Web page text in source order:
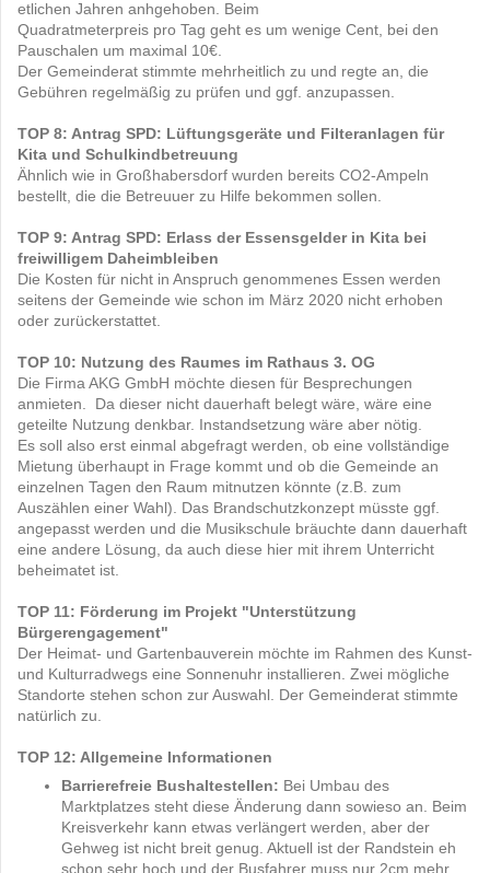
etlichen Jahren anhgehoben. Beim
Quadratmeterpreis pro Tag geht es um wenige Cent, bei den
Pauschalen um maximal 10€.
Der Gemeinderat stimmte mehrheitlich zu und regte an, die
Gebühren regelmäßig zu prüfen und ggf. anzupassen.
TOP 8: Antrag SPD: Lüftungsgeräte und Filteranlagen für
Kita und Schulkindbetreuung
Ähnlich wie in Großhabersdorf wurden bereits CO2-Ampeln
bestellt, die die Betreuuer zu Hilfe bekommen sollen.
TOP 9: Antrag SPD: Erlass der Essensgelder in Kita bei
freiwilligem Daheimbleiben
Die Kosten für nicht in Anspruch genommenes Essen werden
seitens der Gemeinde wie schon im März 2020 nicht erhoben
oder zurückerstattet.
TOP 10: Nutzung des Raumes im Rathaus 3. OG
Die Firma AKG GmbH möchte diesen für Besprechungen
anmieten. Da dieser nicht dauerhaft belegt wäre, wäre eine
geteilte Nutzung denkbar. Instandsetzung wäre aber nötig.
Es soll also erst einmal abgefragt werden, ob eine vollständige
Mietung überhaupt in Frage kommt und ob die Gemeinde an
einzelnen Tagen den Raum mitnutzen könnte (z.B. zum
Auszählen einer Wahl). Das Brandschutzkonzept müsste ggf.
angepasst werden und die Musikschule bräuchte dann dauerhaft
eine andere Lösung, da auch diese hier mit ihrem Unterricht
beheimatet ist.
TOP 11: Förderung im Projekt "Unterstützung
Bürgerengagement"
Der Heimat- und Gartenbauverein möchte im Rahmen des Kunst-
und Kulturradwegs eine Sonnenuhr installieren. Zwei mögliche
Standorte stehen schon zur Auswahl. Der Gemeinderat stimmte
natürlich zu.
TOP 12: Allgemeine Informationen
Barrierefreie Bushaltestellen: Bei Umbau des
Marktplatzes steht diese Änderung dann sowieso an. Beim
Kreisverkehr kann etwas verlängert werden, aber der
Gehweg ist nicht breit genug. Aktuell ist der Randstein eh
schon sehr hoch und der Busfahrer muss nur 2cm mehr